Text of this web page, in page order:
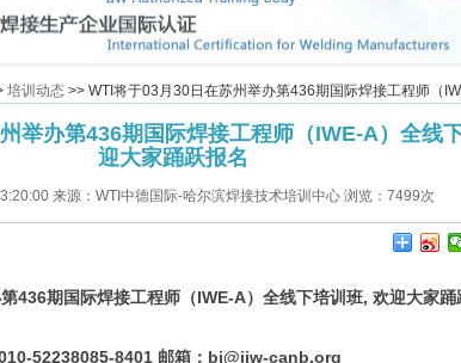
培训动态 >> WTI将于03月30日在苏州举办第436期国际焊接工程师（
举办第436期国际焊接工程师（IWE-A）全线
迎大家踊跃报名
来源：WTI中德国际-哈尔滨焊接技术培训中心 浏览： 7499次
436期国际焊接工程师（IWE-A）全线下培训班, 欢迎大家踊
52238085-8401 邮箱：bj@iiw-canb.org